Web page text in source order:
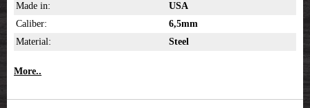
Made in:
USA
Caliber:
6,5mm
Material:
Steel
More..